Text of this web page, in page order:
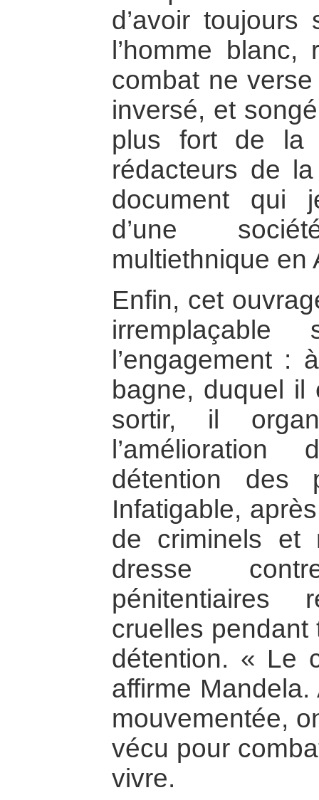
d’avoir toujours
l’homme
combat ne
inversé, et
plus fort de la
rédacteurs de
document qui
d’une
multiethnique en
Enfin, cet
l’engagement :
bagne, duquel il
sortir, il
détention des
Infatigable,
de criminels
dresse
pénitentiaires
cruelles
détention. « Le
affirme
mouvementée,
vécu pour
vivre.